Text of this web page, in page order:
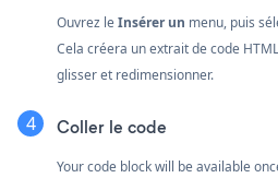
Ouvrez leInsérer un menu, puis
Cela créera un extrait de code
glisser et redimensionner.
Coller le code
Your code block will be available